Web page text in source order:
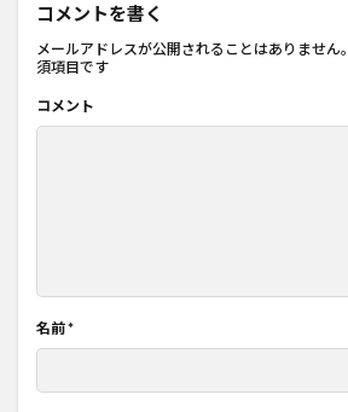
コメントを書く
メールアドレスが公開されることはありません。
須項目です
コメント
名前*